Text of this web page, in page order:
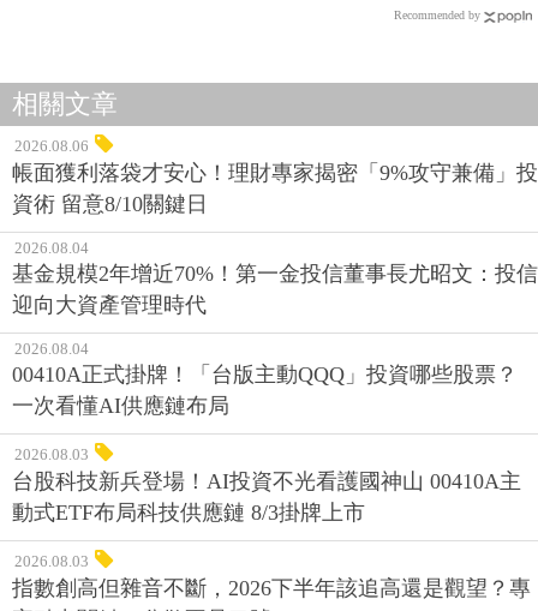
Recommended by
相關文章
2026.08.06
帳面獲利落袋才安心！理財專家揭密「9%攻守兼備」投
資術 留意8/10關鍵日
2026.08.04
基金規模2年增近70%！第一金投信董事長尤昭文：投信
迎向大資產管理時代
2026.08.04
00410A正式掛牌！「台版主動QQQ」投資哪些股票？
一次看懂AI供應鏈布局
2026.08.03
台股科技新兵登場！AI投資不光看護國神山 00410A主
動式ETF布局科技供應鏈 8/3掛牌上市
2026.08.03
指數創高但雜音不斷，2026下半年該追高還是觀望？專